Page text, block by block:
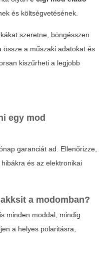
és költségvetésének.
szeretne, böngésszen
a műszaki adatokat és
kiszűrheti a legjobb
egy mod
garanciát ad. Ellenőrizze,
és az elektronikai
a modomban?
minden moddal; mindig
a helyes polaritásra,